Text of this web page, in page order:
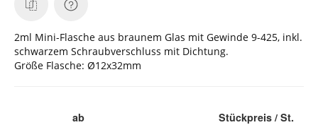
2ml Mini-Flasche aus braunem Glas mit Gewinde 9-425, inkl.
schwarzem Schraubverschluss mit Dichtung.
Größe Flasche: Ø12x32mm
ab Stückpreis / St.